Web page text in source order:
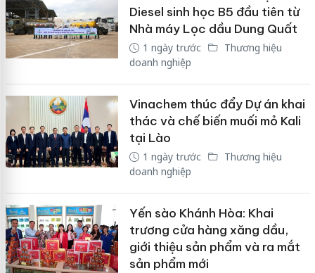
Diesel sinh học B5 đầu tiên từ
Nhà máy Lọc dầu Dung Quất
1 ngày trước
Thương hiệu
doanh nghiệp
Vinachem thúc đẩy Dự án khai
thác và chế biến muối mỏ Kali
tại Lào
1 ngày trước
Thương hiệu
doanh nghiệp
Yến sào Khánh Hòa: Khai
trương cửa hàng xăng dầu,
giới thiệu sản phẩm và ra mắt
sản phẩm mới